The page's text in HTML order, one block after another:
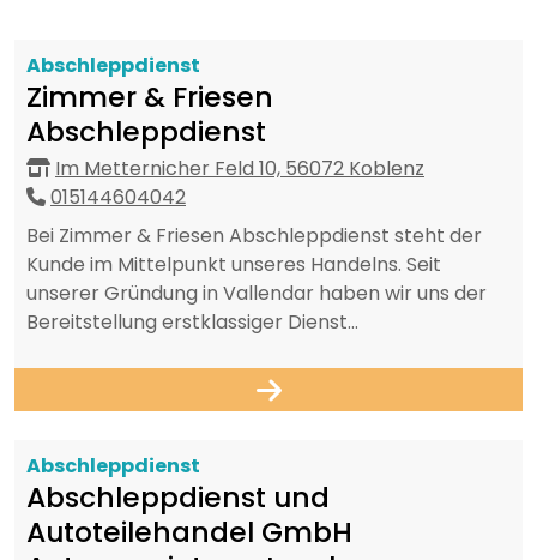
Abschleppdienst
Zimmer & Friesen
Abschleppdienst
Im Metternicher Feld 10, 56072 Koblenz
015144604042
Bei Zimmer & Friesen Abschleppdienst steht der
Kunde im Mittelpunkt unseres Handelns. Seit
unserer Gründung in Vallendar haben wir uns der
Bereitstellung erstklassiger Dienst...
Abschleppdienst
Abschleppdienst und
Autoteilehandel GmbH